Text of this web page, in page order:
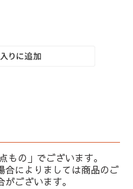
もの」でございます。
合によりましては商品のご
ございます。